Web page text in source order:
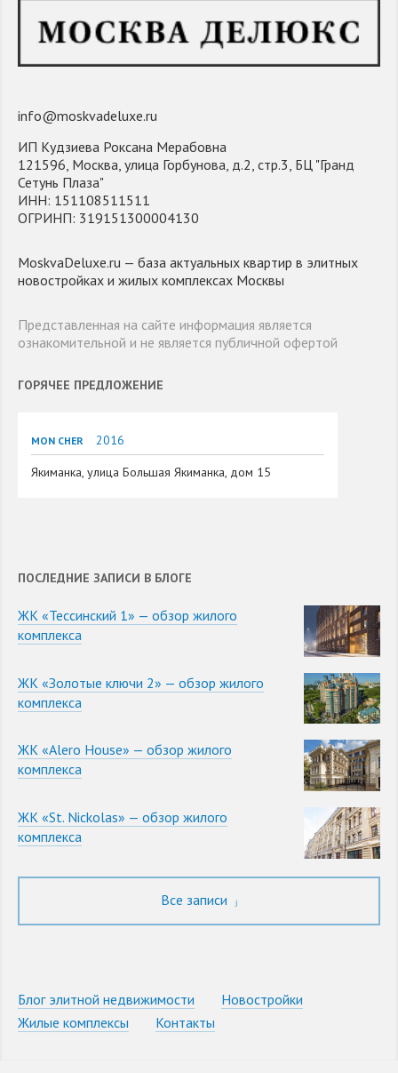
info@moskvadeluxe.ru
ИП Кудзиева Роксана Мерабовна
121596, Москва, улица Горбунова, д.2, стр.3, БЦ "Гранд
Сетунь Плаза"
ИНН: 151108511511
ОГРИНП: 319151300004130
MoskvaDeluxe.ru — база актуальных квартир в элитных
новостройках и жилых комплексах Москвы
Представленная на сайте информация является
ознакомительной и не является публичной офертой
ГОРЯЧЕЕ ПРЕДЛОЖЕНИЕ
MON CHER
2016
Якиманка, улица Большая Якиманка, дом 15
ПОСЛЕДНИЕ ЗАПИСИ В БЛОГЕ
ЖК «Тессинский 1» — обзор жилого
комплекса
ЖК «Золотые ключи 2» — обзор жилого
комплекса
ЖК «Alero House» — обзор жилого
комплекса
ЖК «St. Nickolas» — обзор жилого
комплекса
Все записи
Блог элитной недвижимости
Новостройки
Жилые комплексы
Контакты